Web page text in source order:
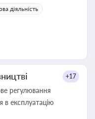
діяльність
+17
регулювання
в експлуатацію